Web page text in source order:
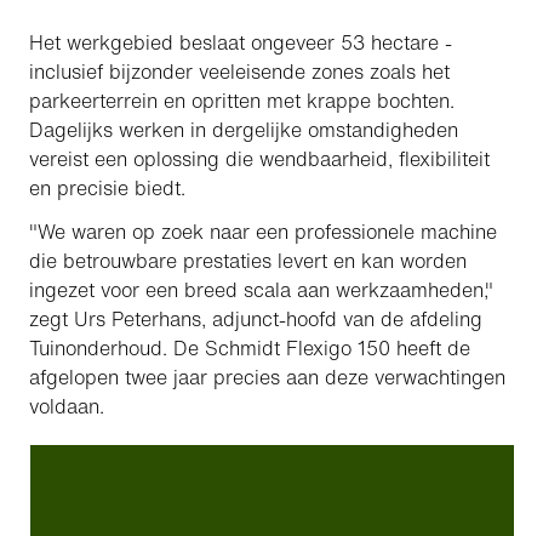
Het werkgebied beslaat ongeveer 53 hectare -
inclusief bijzonder veeleisende zones zoals het
parkeerterrein en opritten met krappe bochten.
Dagelijks werken in dergelijke omstandigheden
vereist een oplossing die wendbaarheid, flexibiliteit
en precisie biedt.
"We waren op zoek naar een professionele machine
die betrouwbare prestaties levert en kan worden
ingezet voor een breed scala aan werkzaamheden,"
zegt Urs Peterhans, adjunct-hoofd van de afdeling
Tuinonderhoud. De Schmidt Flexigo 150 heeft de
afgelopen twee jaar precies aan deze verwachtingen
voldaan.